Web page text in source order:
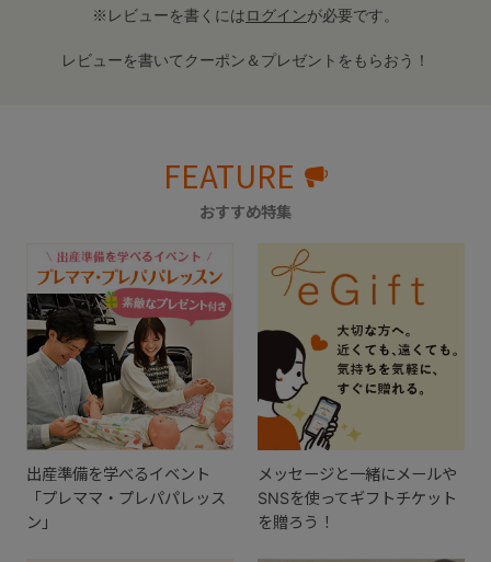
※レビューを書くにはログインが必要です。
レビューを書いてクーポン＆プレゼントをもらおう！
FEATURE
おすすめ特集
出産準備を学べるイベント
「プレママ・プレパパレッス
ン」
メッセージと一緒にメールや
SNSを使ってギフトチケット
を贈ろう！